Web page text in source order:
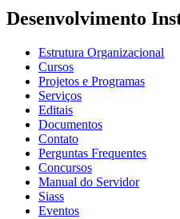
Desenvolvimento
Estrutura Organizacional
Cursos
Projetos e Programas
Serviços
Editais
Documentos
Contato
Perguntas Frequentes
Concursos
Manual do Servidor
Siass
Eventos